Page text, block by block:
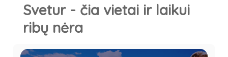
Svetur - čia vietai ir laikui
ribų nėra